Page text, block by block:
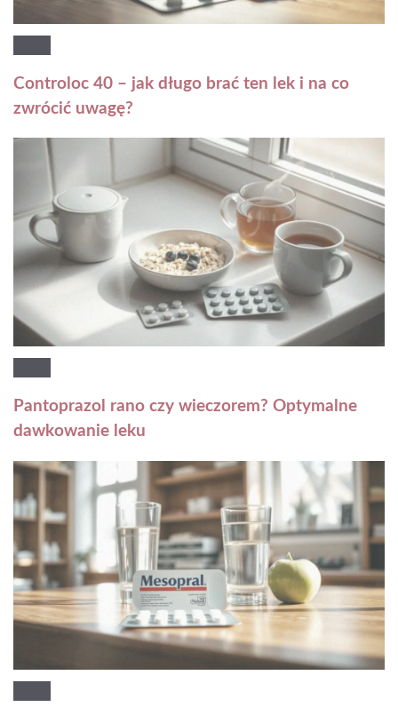
Controloc 40 – jak długo brać ten lek i na co
zwrócić uwagę?
Pantoprazol rano czy wieczorem? Optymalne
dawkowanie leku